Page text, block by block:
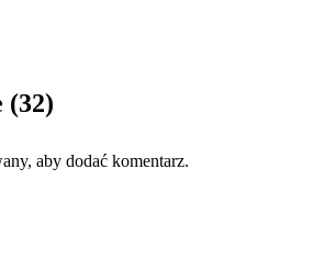
(32)
aby dodać komentarz.